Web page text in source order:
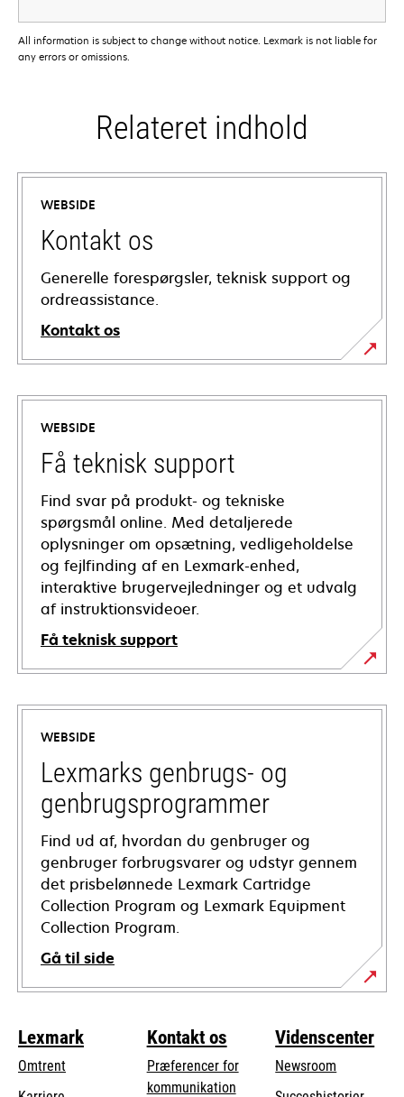
All information is subject to change without notice. Lexmark is not liable for
any errors or omissions.
Relateret indhold
WEBSIDE
Kontakt os
Generelle forespørgsler, teknisk support og
ordreassistance.
Kontakt os
WEBSIDE
Få teknisk support
Find svar på produkt- og tekniske
spørgsmål online. Med detaljerede
oplysninger om opsætning, vedligeholdelse
og fejlfinding af en Lexmark-enhed,
interaktive brugervejledninger og et udvalg
af instruktionsvideoer.
Få teknisk support
opens
in
new
tab
WEBSIDE
Lexmarks genbrugs- og
genbrugsprogrammer
Find ud af, hvordan du genbruger og
genbruger forbrugsvarer og udstyr gennem
det prisbelønnede Lexmark Cartridge
Collection Program og Lexmark Equipment
Collection Program.
Gå til side
Lexmark
Omtrent
Kontakt os
Præferencer for
kommunikation
Videnscenter
Newsroom